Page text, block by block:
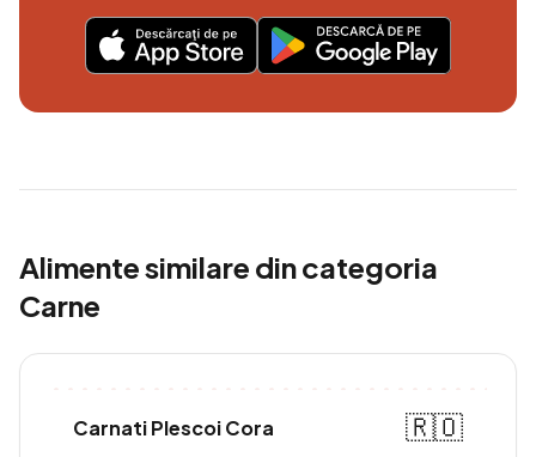
Alimente similare din categoria
Carne
Carnati Plescoi Cora
🇷🇴